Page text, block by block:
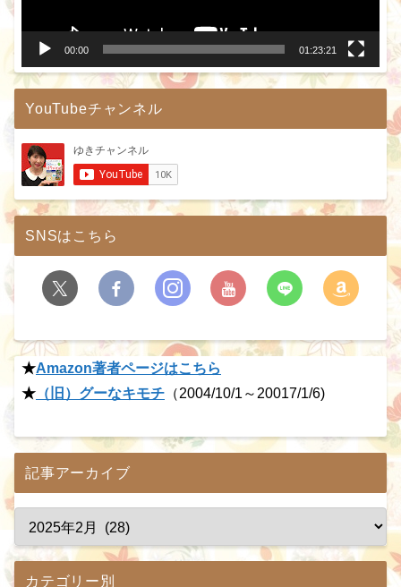
00:00 01:23:21
YouTubeチャンネル
SNSはこちら
★Amazon著者ページはこちら
★ （旧）グーなキモチ （2004/10/1～20017/1/6)
記事アーカイブ
カテゴリー別